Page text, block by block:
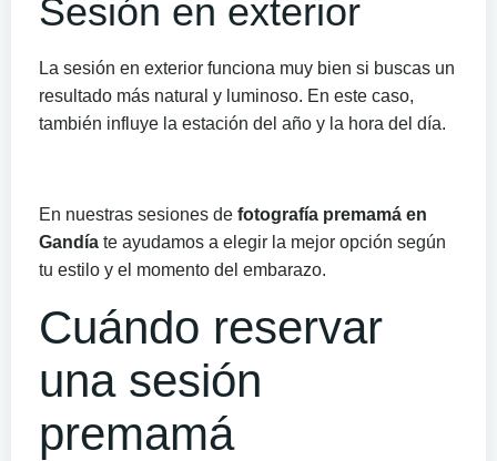
Sesión en exterior
La sesión en exterior funciona muy bien si buscas un
resultado más natural y luminoso. En este caso,
también influye la estación del año y la hora del día.
En nuestras sesiones de fotografía premamá en
Gandía te ayudamos a elegir la mejor opción según
tu estilo y el momento del embarazo.
Cuándo reservar
una sesión
premamá